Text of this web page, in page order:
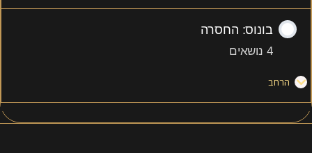
בונוס: החסרה
4 נושאים
הרחב